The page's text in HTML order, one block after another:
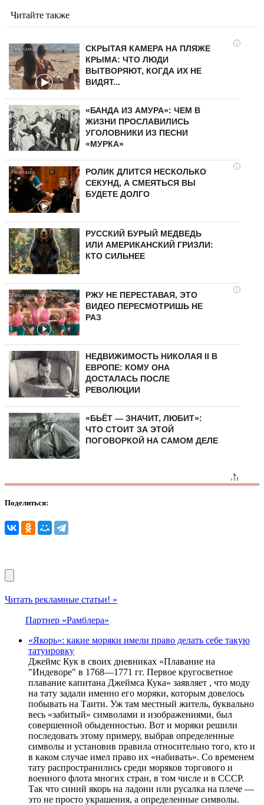
Читайте также
i
СКРЫТАЯ КАМЕРА НА ПЛЯЖЕ
КРЫМА: ЧТО ЛЮДИ
ВЫТВОРЯЮТ, КОГДА ИХ НЕ
ВИДЯТ...
«БАНДА ИЗ АМУРА»: ЧЕМ В
ЖИЗНИ ПРОСЛАВИЛИСЬ
УГОЛОВНИКИ ИЗ ПЕСНИ
«МУРКА»
i
РОЛИК ДЛИТСЯ НЕСКОЛЬКО
СЕКУНД, А СМЕЯТЬСЯ ВЫ
БУДЕТЕ ДОЛГО
РУССКИЙ БУРЫЙ МЕДВЕДЬ
ИЛИ АМЕРИКАНСКИЙ ГРИЗЛИ:
КТО СИЛЬНЕЕ
i
РЖУ НЕ ПЕРЕСТАВАЯ, ЭТО
ВИДЕО ПЕРЕСМОТРИШЬ НЕ
РАЗ
НЕДВИЖИМОСТЬ НИКОЛАЯ II В
ЕВРОПЕ: КОМУ ОНА
ДОСТАЛАСЬ ПОСЛЕ
РЕВОЛЮЦИИ
«БЬЁТ — ЗНАЧИТ, ЛЮБИТ»:
ЧТО СТОИТ ЗА ЭТОЙ
ПОГОВОРКОЙ НА САМОМ ДЕЛЕ
Поделиться:
Читать рекламные статьи! »
Партнер «Рамблера»
«Якорь»: какие моряки имели право делать себе такую
татуировку
Джеймс Кук в своих дневниках «Плавание на
"Индеворе" в 1768—1771 гг. Первое кругосветное
плавание капитана Джеймса Кука» заявляет , что моду
на тату задали именно его моряки, которым довелось
побывать на Таити. Уж там местный житель, буквально
весь «забитый» символами и изображениями, был
совершенной обыденностью. Вот и моряки решили
последовать этому примеру, выбрав определенные
символы и установив правила относительно того, кто и
в каком случае имел право их «набивать». Со временем
тату распространились среди моряков торгового и
военного флота многих стран, в том числе и в СССР.
Так что синий якорь на ладони или русалка на плече —
это не просто украшения, а определенные символы.